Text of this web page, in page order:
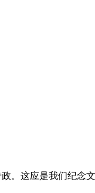
。这应是我们纪念